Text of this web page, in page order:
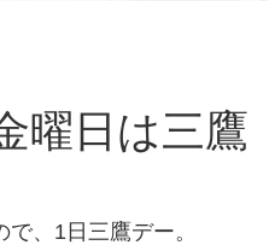
曜日は三鷹
、1日三鷹デー。